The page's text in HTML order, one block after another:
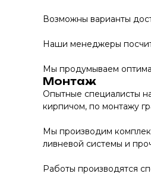
Возможны варианты
Наши менеджеры
Мы продумываем
Монтаж
Опытные специалисты
кирпичом, по монтажу
Мы производим
ливневой системы и
Работы производятся